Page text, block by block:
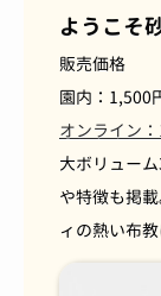
ようこそ
販売価格
園内：1,500
オンライン
大ボリュー
や特徴も掲
ィの熱い布